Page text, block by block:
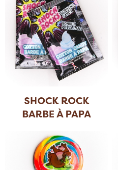
SHOCK ROCK
BARBE À PAPA